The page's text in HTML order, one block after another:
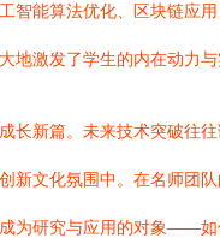
智能算法优化、区块链应
地激发了学生的内在动力
长新篇。未来技术突破往
新文化氛围中。在名师团
为研究与应用的对象——如